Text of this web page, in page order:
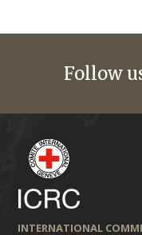
Follow
INTERNATIONAL